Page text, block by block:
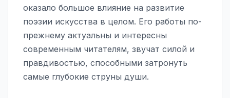
оказало большое влияние на развитие
поэзии искусства в целом. Его работы по-
прежнему актуальны и интересны
современным читателям, звучат силой и
правдивостью, способными затронуть
самые глубокие струны души.